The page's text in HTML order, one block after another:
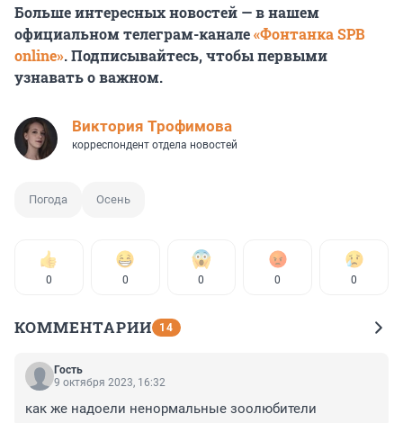
Больше интересных новостей — в нашем
официальном телеграм-канале«Фонтанка SPB
online». Подписывайтесь, чтобы первыми
узнавать о важном.
Виктория Трофимова
корреспондент отдела новостей
Погода Осень
0 0 0 0 0
КОММЕНТАРИИ 14
Гость
9 октября 2023, 16:32
как же надоели ненормальные зоолюбители